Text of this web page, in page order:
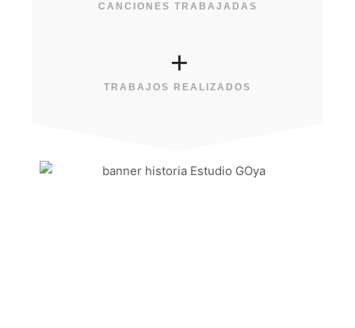
CANCIONES TRABAJADAS
TRABAJOS REALIZADOS
+